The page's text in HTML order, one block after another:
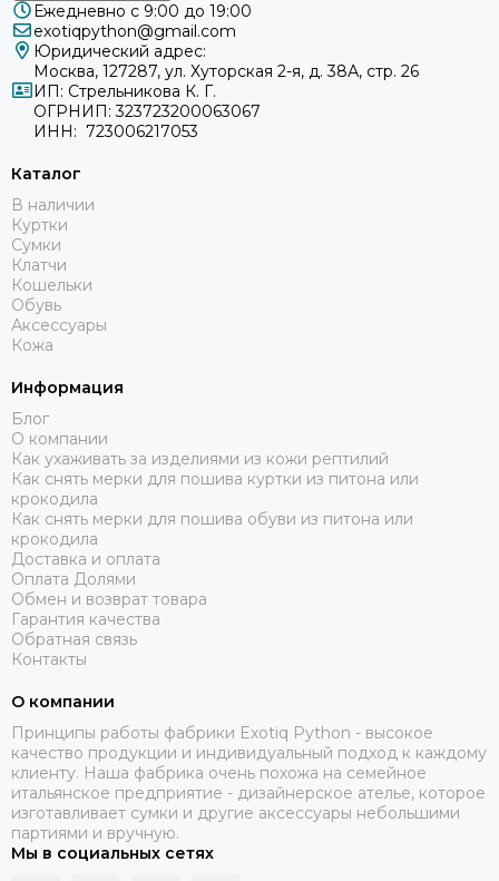
Ежедневно с 9:00 до 19:00
exotiqpython@gmail.com
Юридический адрес:
Москва, 127287, ул. Хуторская 2-я, д. 38А, стр. 26
ИП: Стрельникова К. Г.
ОГРНИП: 323723200063067
ИНН: 723006217053
Каталог
В наличии
Куртки
Сумки
Клатчи
Кошельки
Обувь
Аксессуары
Кожа
Информация
Блог
О компании
Как ухаживать за изделиями из кожи рептилий
Как снять мерки для пошива куртки из питона или
крокодила
Как снять мерки для пошива обуви из питона или
крокодила
Доставка и оплата
Оплата Долями
Обмен и возврат товара
Гарантия качества
Обратная связь
Контакты
О компании
Принципы работы фабрики Exotiq Python - высокое
качество продукции и индивидуальный подход к каждому
клиенту. Наша фабрика очень похожа на семейное
итальянское предприятие - дизайнерское ателье, которое
изготавливает сумки и другие аксессуары небольшими
партиями и вручную.
Мы в социальных сетях